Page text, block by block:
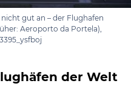
gut an – der Flughafen
Aeroporto da Portela),
der Welt